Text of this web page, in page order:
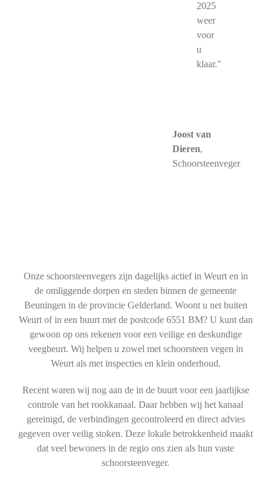
2025
weer
voor
u
klaar."
Joost van
Dieren,
Schoorsteenveger
Onze schoorsteenvegers zijn dagelijks actief in Weurt en in
de omliggende dorpen en steden binnen de gemeente
Beuningen in de provincie Gelderland. Woont u net buiten
Weurt of in een buurt met de postcode 6551 BM? U kunt dan
gewoon op ons rekenen voor een veilige en deskundige
veegbeurt. Wij helpen u zowel met schoorsteen vegen in
Weurt als met inspecties en klein onderhoud.
Recent waren wij nog aan de in de buurt voor een jaarlijkse
controle van het rookkanaal. Daar hebben wij het kanaal
gereinigd, de verbindingen gecontroleerd en direct advies
gegeven over veilig stoken. Deze lokale betrokkenheid maakt
dat veel bewoners in de regio ons zien als hun vaste
schoorsteenveger.